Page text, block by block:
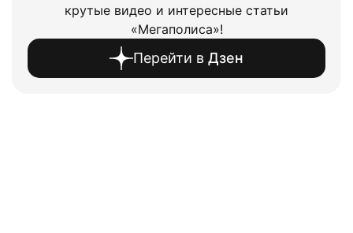
крутые видео и интересные статьи
«Мегаполиса»!
Перейти в Дзен